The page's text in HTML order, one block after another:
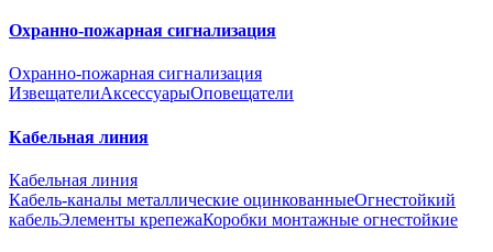
Охранно-пожарная сигнализация
Охранно-пожарная сигнализация
ИзвещателиАксессуарыОповещатели
Кабельная линия
Кабельная линия
Кабель-каналы металлические оцинкованныеОгнестойкий
кабельЭлементы крепежаКоробки монтажные огнестойкие